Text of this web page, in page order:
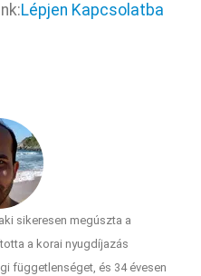
Lépjen Kapcsolatba
sikeresen megúszta a
a korai nyugdíjazás
függetlenséget, és 34 évesen